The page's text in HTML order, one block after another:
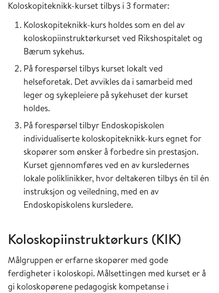
Koloskopiteknikk-kurset tilbys i 3 formater:
Koloskopiteknikk-kurs holdes som en del av
koloskopiinstruktørkurset ved Rikshospitalet og
Bærum sykehus.
På forespørsel tilbys kurset lokalt ved
helseforetak. Det avvikles da i samarbeid med
leger og sykepleiere på sykehuset der kurset
holdes.
På forespørsel tilbyr Endoskopiskolen
individualiserte koloskopiteknikk-kurs egnet for
skopører som ønsker å forbedre sin prestasjon.
Kurset gjennomføres ved en av kursledernes
lokale poliklinikker, hvor deltakeren tilbys én til én
instruksjon og veiledning, med en av
Endoskopiskolens kursledere.
Koloskopiinstruktørkurs (KIK)
Målgruppen er erfarne skopører med gode
ferdigheter i koloskopi. Målsettingen med kurset er å
gi koloskopørene pedagogisk kompetanse i